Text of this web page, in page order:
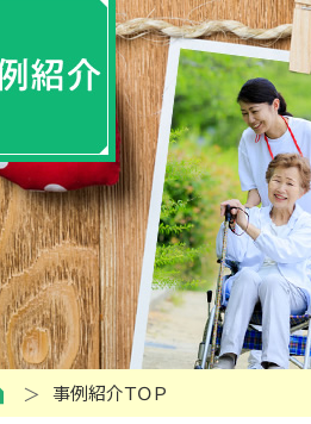
アーチ・デイサービス
・ アーチ・デイサービス
・ アーチ・デイサービス
・ アーチ・デイサービス
・ アーチ・デイサービス
・ アーチ・デイサービス
アーチ訪問介護
アーチ居宅介護支援事
特定施設入居者生活介
事例紹介ＴＯＰ